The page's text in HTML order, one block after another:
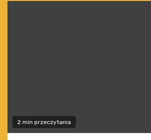
2 min przeczytania